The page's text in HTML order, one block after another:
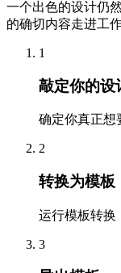
一个出色的设计仍
的确切内容走进工作
1
敲定你的设
确定你真正想
2
转换为模板
运行模板转换
3